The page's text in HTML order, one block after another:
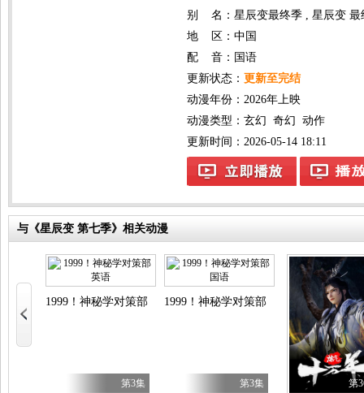
别 名：星辰变最终季 , 星辰变 最
地 区：中国
配 音：国语
更新状态： 更新至完结
动漫年份： 2026年上映
动漫类型： 玄幻 奇幻 动作
更新时间：2026-05-14 18:11
与《星辰变 第七季》相关动漫
1999！神秘学对策部英语
第3集
1999！神秘学对策部国语
第3集 第